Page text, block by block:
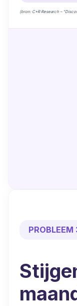
(bron: C+R Research –
PROBLEEM